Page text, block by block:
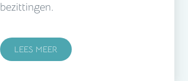
bezittingen.
LEES MEER